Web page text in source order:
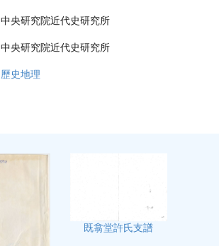
中央研究院近代史研究所
中央研究院近代史研究所
歷史地理
既翕堂許氏支譜